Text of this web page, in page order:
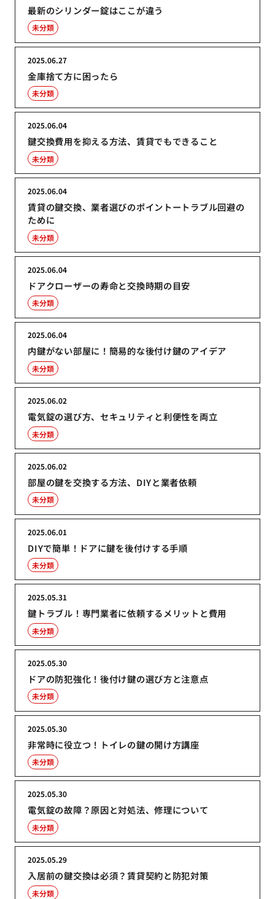
最新のシリンダー錠はここが違う
未分類
金庫捨て方に困ったら
2025.06.27
未分類
鍵交換費用を抑える方法、賃貸でもできること
2025.06.04
未分類
賃貸の鍵交換、業者選びのポイントートラブル回避の
ために
2025.06.04
未分類
ドアクローザーの寿命と交換時期の目安
2025.06.04
未分類
内鍵がない部屋に！簡易的な後付け鍵のアイデア
2025.06.04
未分類
電気錠の選び方、セキュリティと利便性を両立
2025.06.02
未分類
部屋の鍵を交換する方法、DIYと業者依頼
2025.06.02
未分類
DIYで簡単！ドアに鍵を後付けする手順
2025.06.01
未分類
鍵トラブル！専門業者に依頼するメリットと費用
2025.05.31
未分類
ドアの防犯強化！後付け鍵の選び方と注意点
2025.05.30
未分類
非常時に役立つ！トイレの鍵の開け方講座
2025.05.30
未分類
電気錠の故障？原因と対処法、修理について
2025.05.30
未分類
入居前の鍵交換は必須？賃貸契約と防犯対策
2025.05.29
未分類